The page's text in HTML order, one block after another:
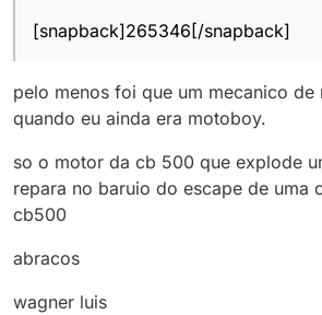
[snapback]265346[/snapback]
pelo menos foi que um mecanico de
quando eu ainda era motoboy.
so o motor da cb 500 que explode
repara no baruio do escape de uma
cb500
abracos
wagner luis